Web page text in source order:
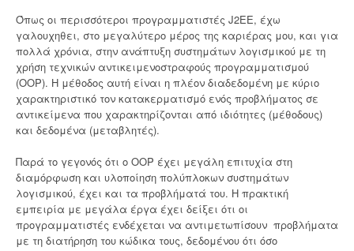
:
Μ
ε
ρ
ο
ς
2
ο
”
Όπως οι περισσότεροι προγραμματιστές J2EE, έχω
γαλουχηθει, στο μεγαλύτερο μέρος της καριέρας μου, και για
πολλά χρόνια, στην ανάπτυξη συστημάτων λογισμικού με τη
χρήση τεχνικών αντικειμενοστραφούς προγραμματισμού
(OOP). Η μέθοδος αυτή είναι η πλέον διαδεδομένη με κύριο
χαρακτηριστικό τον κατακερματισμό ενός προβλήματος σε
αντικείμενα που χαρακτηρίζονται από ιδιότητες (μέθοδους)
και δεδομένα (μεταβλητές).
Παρά το γεγονός ότι ο OOP έχει μεγάλη επιτυχία στη
διαμόρφωση και υλοποίηση πολύπλοκων συστημάτων
λογισμικού, έχει και τα προβλήματά του. Η πρακτική
εμπειρία με μεγάλα έργα έχει δείξει ότι οι
προγραμματιστές ενδέχεται να αντιμετωπίσουν προβλήματα
με τη διατήρηση του κώδικα τους, δεδομένου ότι όσο